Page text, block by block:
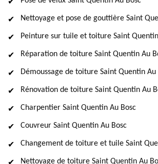
Nettoyage et pose de gouttière Saint
Peinture sur tuile et toiture Saint
Réparation de toiture Saint Quentin Au
Démoussage de toiture Saint Quentin Au
Rénovation de toiture Saint Quentin Au
Charpentier Saint Quentin Au Bosc
Couvreur Saint Quentin Au Bosc
Changement de toiture et tuile Saint
Nettoyage de toiture Saint Quentin Au